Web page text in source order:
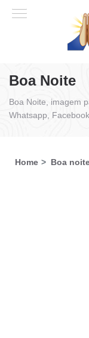
Boa Noite
Boa Noite, imagem
Whatsapp,
Home Boa